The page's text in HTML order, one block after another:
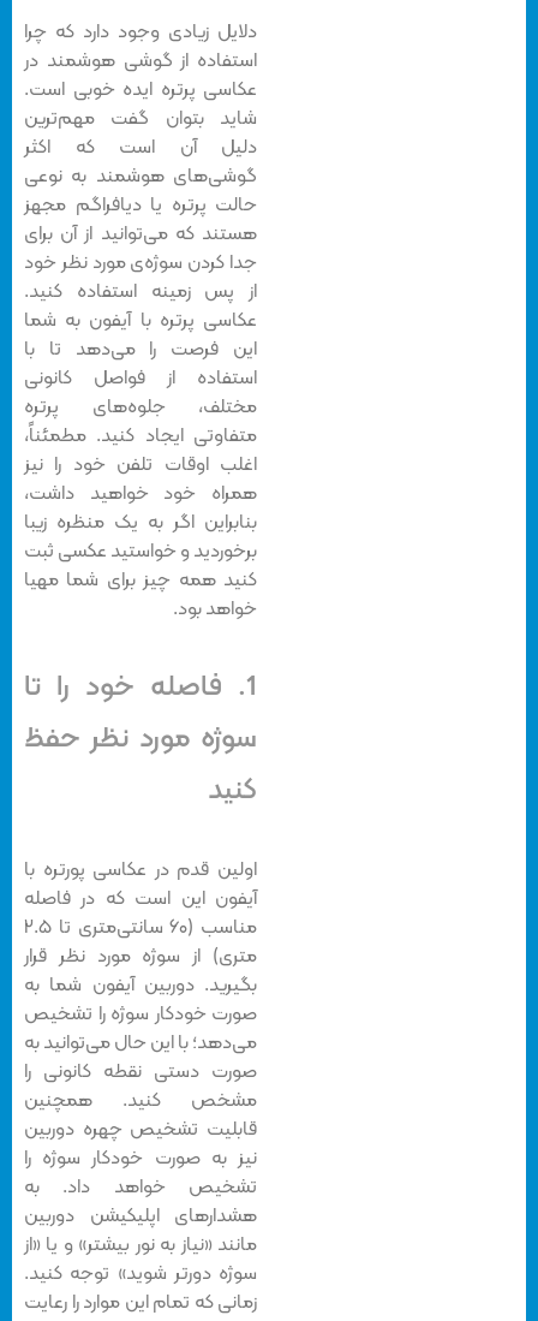
دلایل زیادی وجود دارد که چرا
استفاده از گوشی هوشمند در
عکاسی پرتره ایده خوبی است.
شاید بتوان گفت مهم‌ترین
دلیل آن است که اکثر
گوشی‌های هوشمند به نوعی
حالت پرتره یا دیافراگم مجهز
هستند که می‌توانید از آن برای
جدا کردن سوژه‌ی مورد نظر خود
از پس زمینه استفاده کنید.
عکاسی پرتره با آیفون به شما
این فرصت را می‌دهد تا با
استفاده از فواصل کانونی
مختلف، جلوه‌های پرتره
متفاوتی ایجاد کنید. مطمئناً،
اغلب اوقات تلفن خود را نیز
همراه خود خواهید داشت،
بنابراین اگر به یک منظره زیبا
برخوردید و خواستید عکسی ثبت
کنید همه چیز برای شما مهیا
خواهد بود.
1. فاصله خود را تا
سوژه مورد نظر حفظ
کنید
اولین قدم در عکاسی پورتره با
آیفون این است که در فاصله
مناسب (۶۰ سانتی‌متری تا ۲.۵
متری) از سوژه مورد نظر قرار
بگیرید. دوربین آیفون شما به
صورت خودکار سوژه را تشخیص
می‌دهد؛ با این حال می‌توانید به
صورت دستی نقطه کانونی را
مشخص کنید. همچنین
قابلیت تشخیص چهره دوربین
نیز به صورت خودکار سوژه را
تشخیص خواهد داد. به
هشدارهای اپلیکیشن دوربین
مانند «نیاز به نور بیشتر» و یا «از
سوژه دورتر شوید» توجه کنید.
زمانی که تمام این موارد را رعایت